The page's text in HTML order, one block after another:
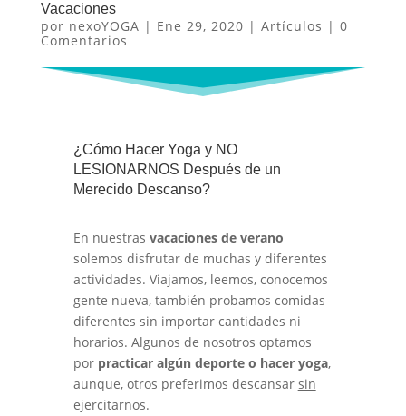
Vacaciones
por nexoYOGA | Ene 29, 2020 | Artículos | 0
Comentarios
¿Cómo Hacer Yoga y NO
LESIONARNOS Después de un
Merecido Descanso?
En nuestras vacaciones de verano
solemos disfrutar de muchas y diferentes
actividades. Viajamos, leemos, conocemos
gente nueva, también probamos comidas
diferentes sin importar cantidades ni
horarios. Algunos de nosotros optamos
por practicar algún deporte o hacer yoga,
aunque, otros preferimos descansar sin
ejercitarnos.